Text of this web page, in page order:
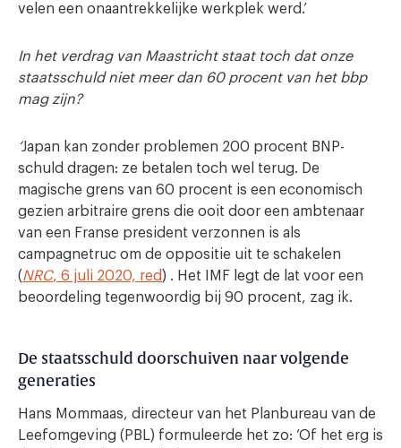
velen een onaantrekkelijke werkplek werd.’
In het verdrag van Maastricht staat toch dat onze
staatsschuld niet meer dan 60 procent van het bbp
mag zijn?
‘Japan kan zonder problemen 200 procent BNP-
schuld dragen: ze betalen toch wel terug. De
magische grens van 60 procent is een economisch
gezien arbitraire grens die ooit door een ambtenaar
van een Franse president verzonnen is als
campagnetruc om de oppositie uit te schakelen
(NRC, 6 juli 2020, red) . Het IMF legt de lat voor een
beoordeling tegenwoordig bij 90 procent, zag ik.
De staatsschuld doorschuiven naar volgende
generaties
Hans Mommaas, directeur van het Planbureau van de
Leefomgeving (PBL) formuleerde het zo: ‘Of het erg is